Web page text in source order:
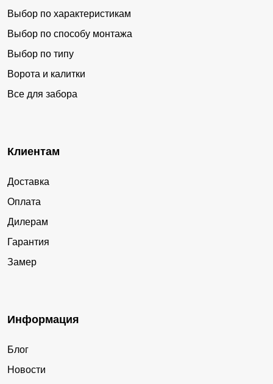
Выбор по характеристикам
Выбор по способу монтажа
Выбор по типу
Ворота и калитки
Все для забора
Клиентам
Доставка
Оплата
Дилерам
Гарантия
Замер
Информация
Блог
Новости